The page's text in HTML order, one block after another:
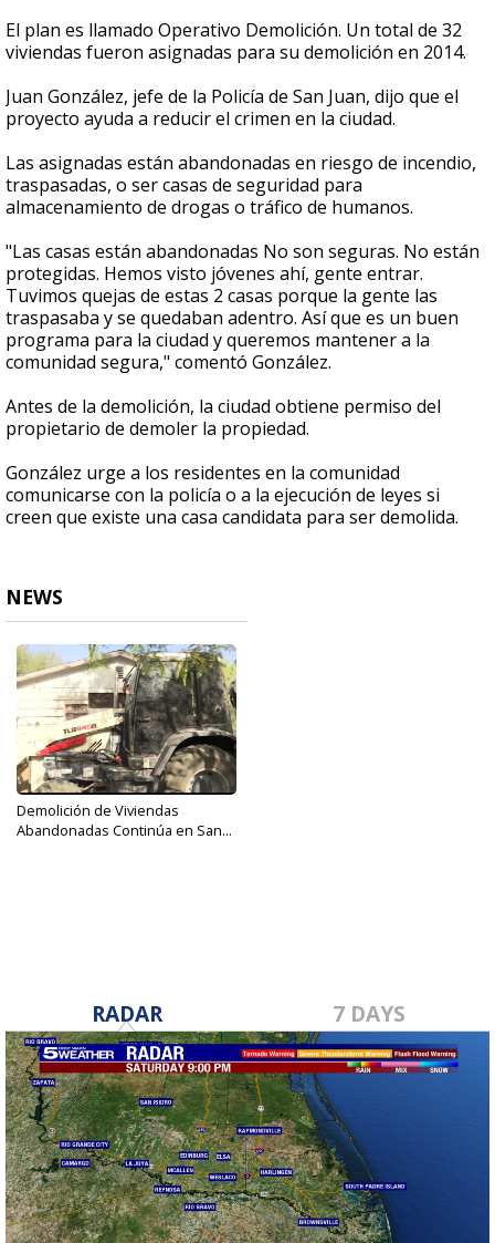
El plan es llamado Operativo Demolición. Un total de 32
viviendas fueron asignadas para su demolición en 2014.
Juan González, jefe de la Policía de San Juan, dijo que el
proyecto ayuda a reducir el crimen en la ciudad.
Las asignadas están abandonadas en riesgo de incendio,
traspasadas, o ser casas de seguridad para
almacenamiento de drogas o tráfico de humanos.
"Las casas están abandonadas No son seguras. No están
protegidas. Hemos visto jóvenes ahí, gente entrar.
Tuvimos quejas de estas 2 casas porque la gente las
traspasaba y se quedaban adentro. Así que es un buen
programa para la ciudad y queremos mantener a la
comunidad segura," comentó González.
Antes de la demolición, la ciudad obtiene permiso del
propietario de demoler la propiedad.
González urge a los residentes en la comunidad
comunicarse con la policía o a la ejecución de leyes si
creen que existe una casa candidata para ser demolida.
NEWS
Demolición de Viviendas
Abandonadas Continúa en San...
RADAR 7 DAYS